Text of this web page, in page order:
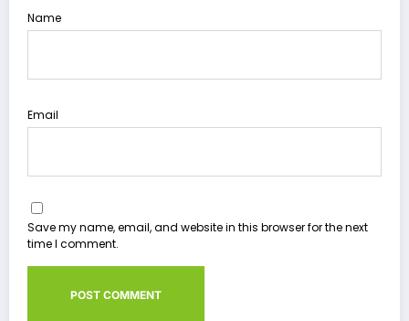
Name
Email
Save my name, email, and website in this browser for the next
time I comment.